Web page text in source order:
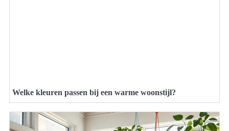
Welke kleuren passen bij een warme woonstijl?